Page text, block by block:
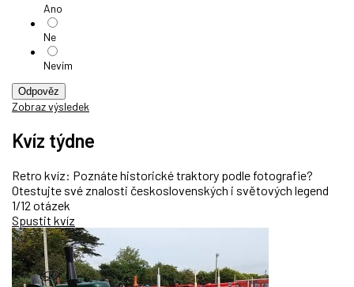
Ano
Ne
Nevím
Odpověz
Zobraz výsledek
Kvíz týdne
Retro kvíz: Poznáte historické traktory podle fotografie?
Otestujte své znalosti československých i světových legend
1/12 otázek
Spustit kvíz